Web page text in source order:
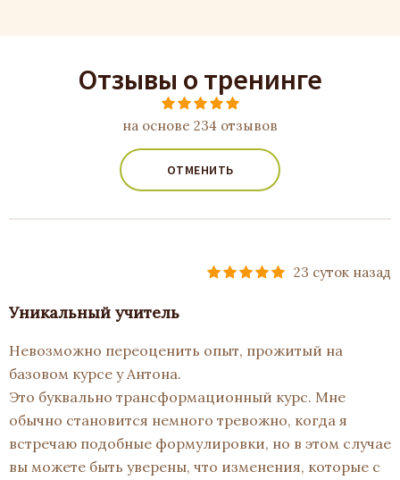
Отзывы о тренинге
на основе 234 отзывов
ОТМЕНИТЬ
23 суток назад
Уникальный учитель
Невозможно переоценить опыт, прожитый на
базовом курсе у Антона.
Это буквально трансформационный курс. Мне
обычно становится немного тревожно, когда я
встречаю подобные формулировки, но в этом случае
вы можете быть уверены, что изменения, которые с